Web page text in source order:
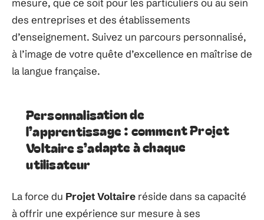
des entreprises et des établissements
d’enseignement. Suivez un parcours personnalisé,
à l’image de votre quête d’excellence en maîtrise de
la langue française.
Personnalisation de
l’apprentissage : comment Projet
Voltaire s’adapte à chaque
utilisateur
La force du Projet Voltaire réside dans sa capacité
à offrir une expérience sur mesure à ses